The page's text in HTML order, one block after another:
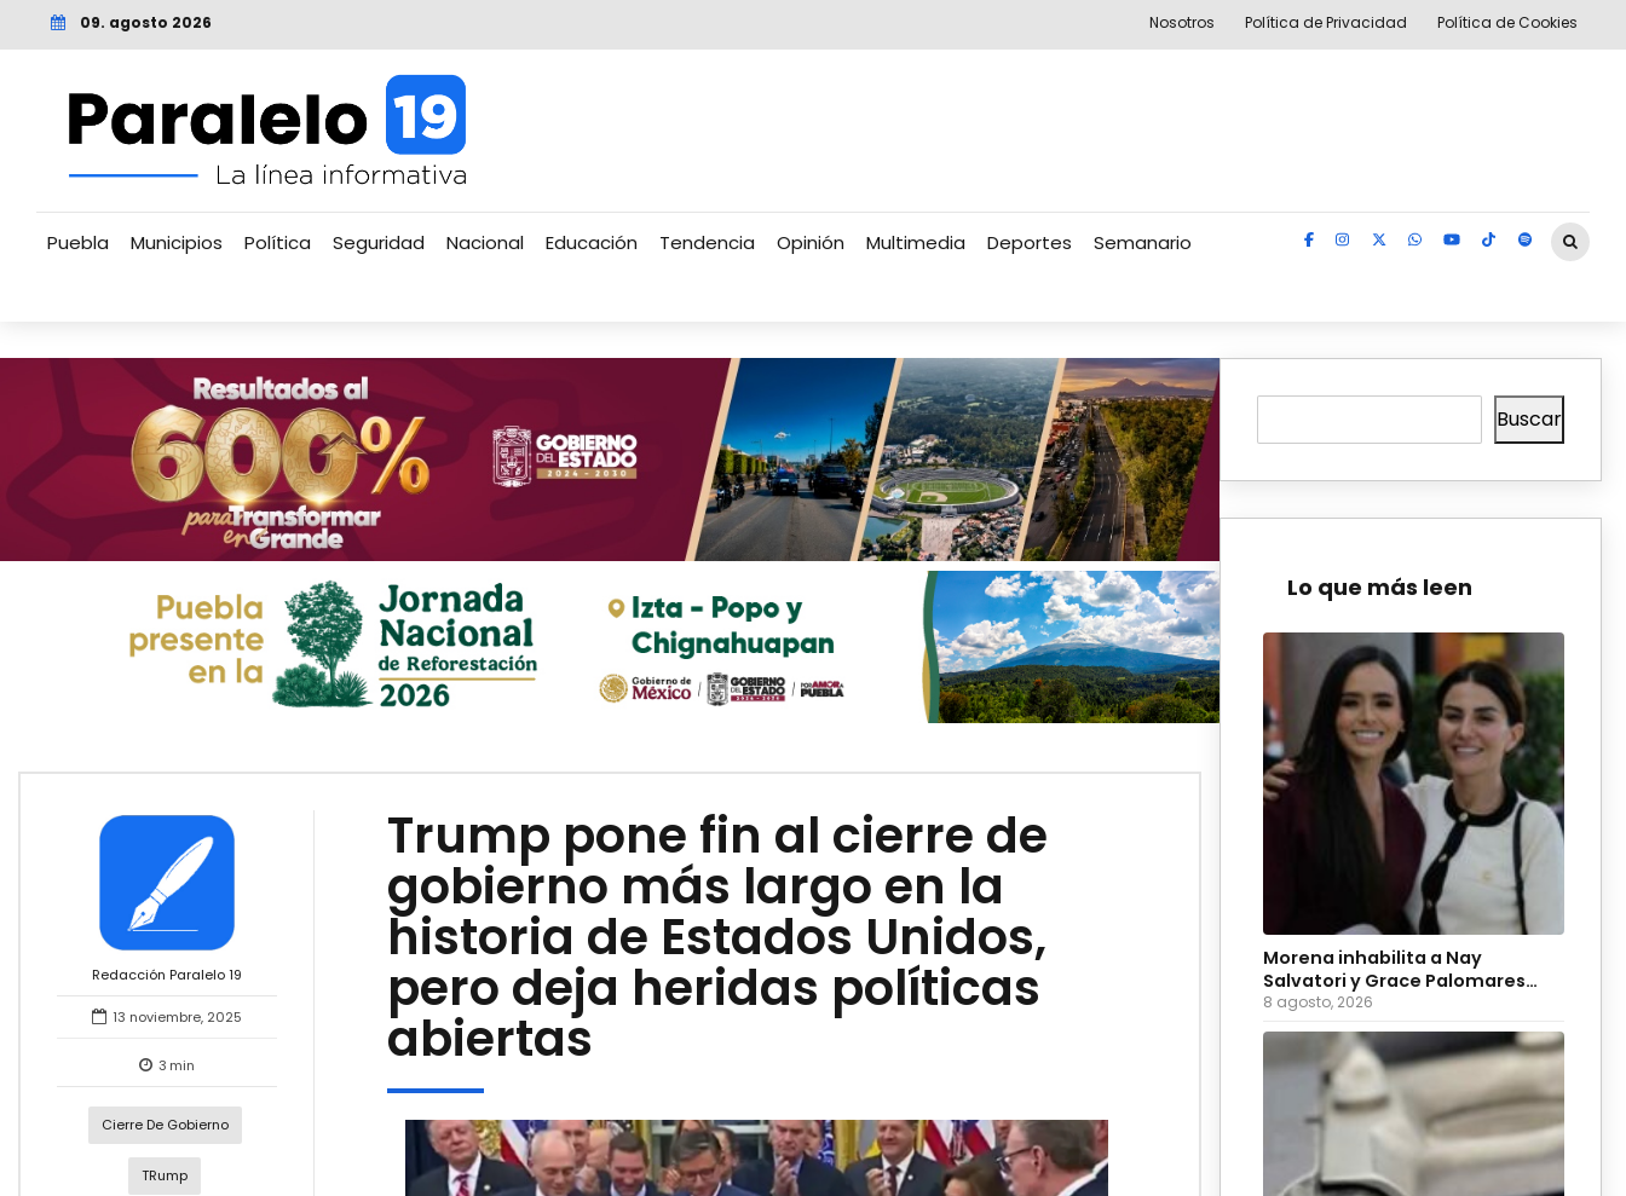
09. agosto 2026 Nosotros Política de Privacidad Política de Cookies
Puebla Municipios Política Seguridad Nacional Educación Tendencia Opinión Multimedia Deportes Semanario
Redacción Paralelo 19
13 noviembre, 2025
3 min
Cierre De Gobierno
TRump
Trump pone fin al cierre de
gobierno más largo en la
historia de Estados Unidos,
pero deja heridas políticas
abiertas
Buscar
Lo que más leen
Morena inhabilita a Nay
Salvatori y Grace Palomares
para 2027
8 agosto, 2026